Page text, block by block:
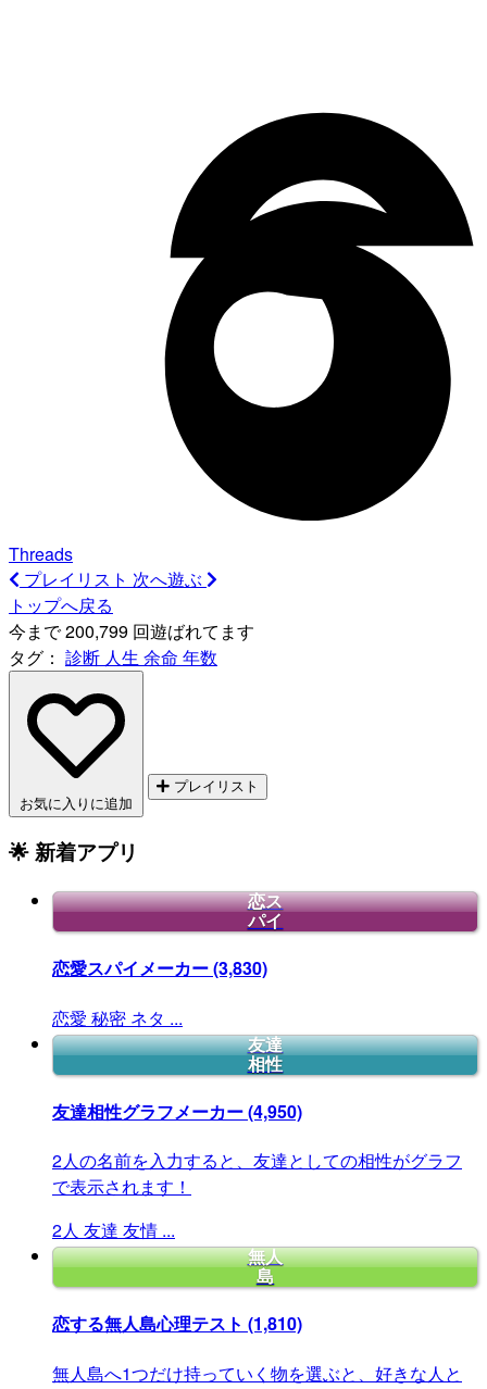
Threads
プレイリスト 次へ遊ぶ
トップへ戻る
今まで 200,799 回遊ばれてます
タグ： 診断 人生 余命 年数
お気に入りに追加
プレイリスト
🌟 新着アプリ
恋ス
パイ
恋愛スパイメーカー(3,830)
恋愛 秘密 ネタ ...
友達
相性
友達相性グラフメーカー(4,950)
2人の名前を入力すると、友達としての相性がグラフ
で表示されます！
2人 友達 友情 ...
無人
島
恋する無人島心理テスト (1,810)
無人島へ1つだけ持っていく物を選ぶと、好きな人と